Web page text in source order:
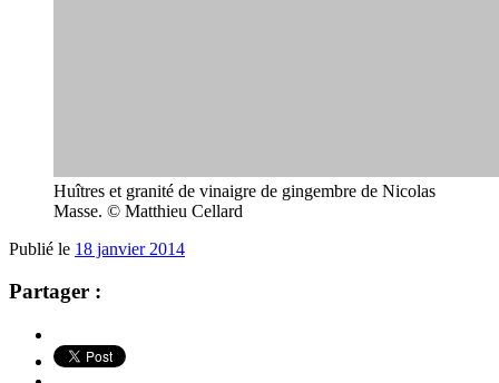
Huîtres et granité de vinaigre de gingembre de Nicolas
Masse. © Matthieu Cellard
Publié le 18 janvier 2014
Partager :